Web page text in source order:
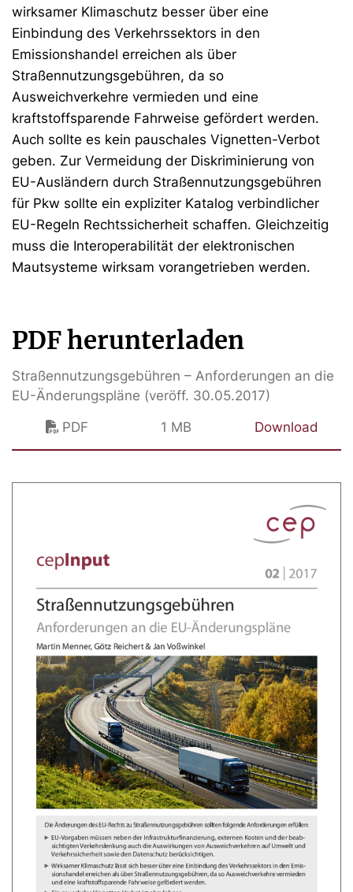
wirksamer Klimaschutz besser über eine
Einbindung des Verkehrssektors in den
Emissionshandel erreichen als über
Straßennutzungsgebühren, da so
Ausweichverkehre vermieden und eine
kraftstoffsparende Fahrweise gefördert werden.
Auch sollte es kein pauschales Vignetten-Verbot
geben. Zur Vermeidung der Diskriminierung von
EU-Ausländern durch Straßennutzungsgebühren
für Pkw sollte ein expliziter Katalog verbindlicher
EU-Regeln Rechtssicherheit schaffen. Gleichzeitig
muss die Interoperabilität der elektronischen
Mautsysteme wirksam vorangetrieben werden.
PDF herunterladen
Straßennutzungsgebühren – Anforderungen an die
EU-Änderungspläne (veröff. 30.05.2017)
PDF
1 MB Download